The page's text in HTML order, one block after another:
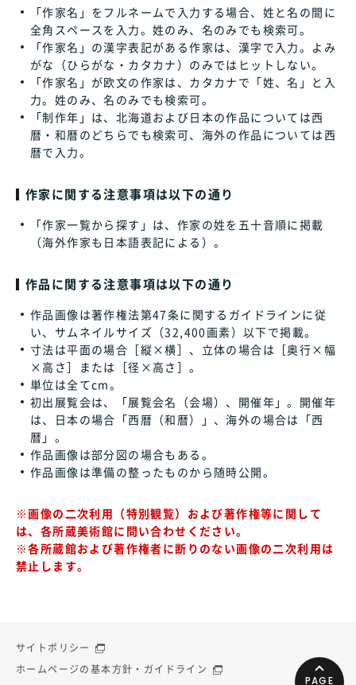
「作家名」をフルネームで入力する場合、姓と名の間に
全角スペースを入力。姓のみ、名のみでも検索可。
「作家名」の漢字表記がある作家は、漢字で入力。よみ
がな（ひらがな・カタカナ）のみではヒットしない。
「作家名」が欧文の作家は、カタカナで「姓、名」と入
力。姓のみ、名のみでも検索可。
「制作年」は、北海道および日本の作品については西
暦・和暦のどちらでも検索可、海外の作品については西
暦で入力。
作家に関する注意事項は以下の通り
「作家一覧から探す」は、作家の姓を五十音順に掲載
（海外作家も日本語表記による）。
作品に関する注意事項は以下の通り
作品画像は著作権法第47条に関するガイドラインに従
い、サムネイルサイズ（32,400画素）以下で掲載。
寸法は平面の場合［縦×横］、立体の場合は［奥行×幅
×高さ］または［径×高さ］。
単位は全てcm。
初出展覧会は、「展覧会名（会場）、開催年」。開催年
は、日本の場合「西暦（和暦）」、海外の場合は「西
暦」。
作品画像は部分図の場合もある。
作品画像は準備の整ったものから随時公開。
※画像の二次利用（特別観覧）および著作権等に関して
は、各所蔵美術館に問い合わせください。
※各所蔵館および著作権者に断りのない画像の二次利用は
禁止します。
サイトポリシー
ホームページの基本方針・ガイドライン
PAGE